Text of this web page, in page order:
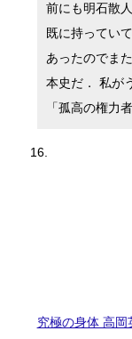
前にも明石散
既に持ってい
あったのでま
本史だ． 私が
「孤高の権力
究極の身体 高岡